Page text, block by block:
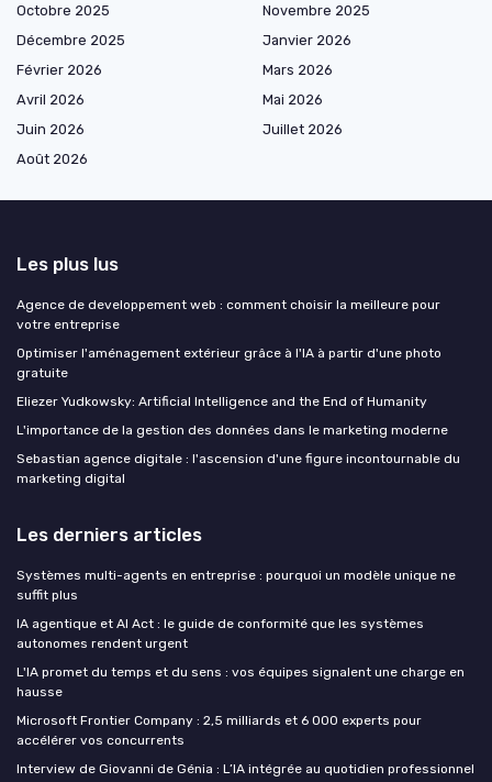
Octobre 2025
Novembre 2025
Décembre 2025
Janvier 2026
Février 2026
Mars 2026
Avril 2026
Mai 2026
Juin 2026
Juillet 2026
Août 2026
Les plus lus
Agence de developpement web : comment choisir la meilleure pour
votre entreprise
Optimiser l'aménagement extérieur grâce à l'IA à partir d'une photo
gratuite
Eliezer Yudkowsky: Artificial Intelligence and the End of Humanity
L'importance de la gestion des données dans le marketing moderne
Sebastian agence digitale : l'ascension d'une figure incontournable du
marketing digital
Les derniers articles
Systèmes multi-agents en entreprise : pourquoi un modèle unique ne
suffit plus
IA agentique et AI Act : le guide de conformité que les systèmes
autonomes rendent urgent
L'IA promet du temps et du sens : vos équipes signalent une charge en
hausse
Microsoft Frontier Company : 2,5 milliards et 6 000 experts pour
accélérer vos concurrents
Interview de Giovanni de Génia : L’IA intégrée au quotidien professionnel